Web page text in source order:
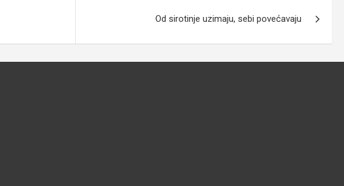
Od sirotinje uzimaju, sebi povećavaju